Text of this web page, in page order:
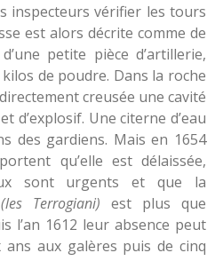
inspecteurs vérifier les tours
est alors décrite comme de
petite pièce d’artillerie,
de poudre. Dans la roche
creusée une cavité
d’explosif. Une citerne d’eau
des gardiens. Mais en 1654
qu’elle est délaissée,
sont urgents et que la
(les Terrogiani) est plus que
l’an 1612 leur absence peut
aux galères puis de cinq